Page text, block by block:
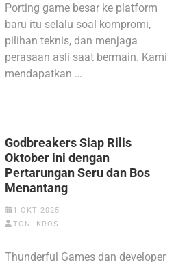
Porting game besar ke platform
baru itu selalu soal kompromi,
pilihan teknis, dan menjaga
perasaan asli saat bermain. Kami
mendapatkan …
Godbreakers Siap Rilis
Oktober ini dengan
Pertarungan Seru dan Bos
Menantang
1 OKT 2025
TONI KROS
Thunderful Games dan developer